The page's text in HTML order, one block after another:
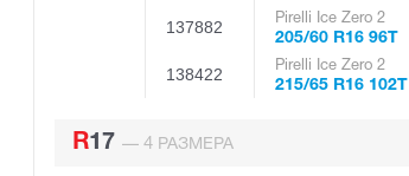
137882 Pirelli Ice Zero 2
205/60 R16 96T
138422 Pirelli Ice Zero 2
215/65 R16 102T
R17 — 4 РАЗМЕРА